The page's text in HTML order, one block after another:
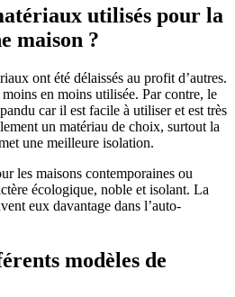
utilisés pour la
maison ?
ont été délaissés au profit d’autres.
en moins utilisée. Par contre, le
car il est facile à utiliser et est très
un matériau de choix, surtout la
une meilleure isolation.
les maisons contemporaines ou
écologique, noble et isolant. La
eux davantage dans l’auto-
modèles de